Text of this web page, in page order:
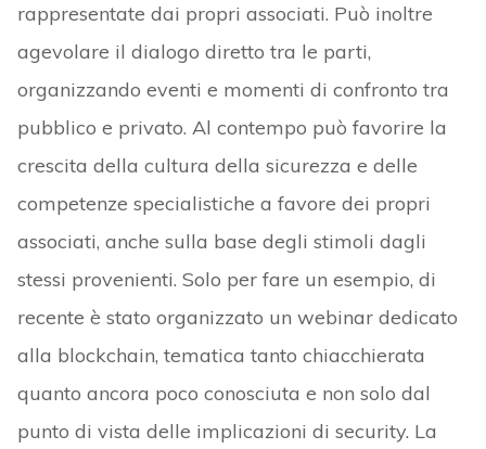
rappresentate dai propri associati. Può inoltre
agevolare il dialogo diretto tra le parti,
organizzando eventi e momenti di confronto tra
pubblico e privato. Al contempo può favorire la
crescita della cultura della sicurezza e delle
competenze specialistiche a favore dei propri
associati, anche sulla base degli stimoli dagli
stessi provenienti. Solo per fare un esempio, di
recente è stato organizzato un webinar dedicato
alla blockchain, tematica tanto chiacchierata
quanto ancora poco conosciuta e non solo dal
punto di vista delle implicazioni di security. La